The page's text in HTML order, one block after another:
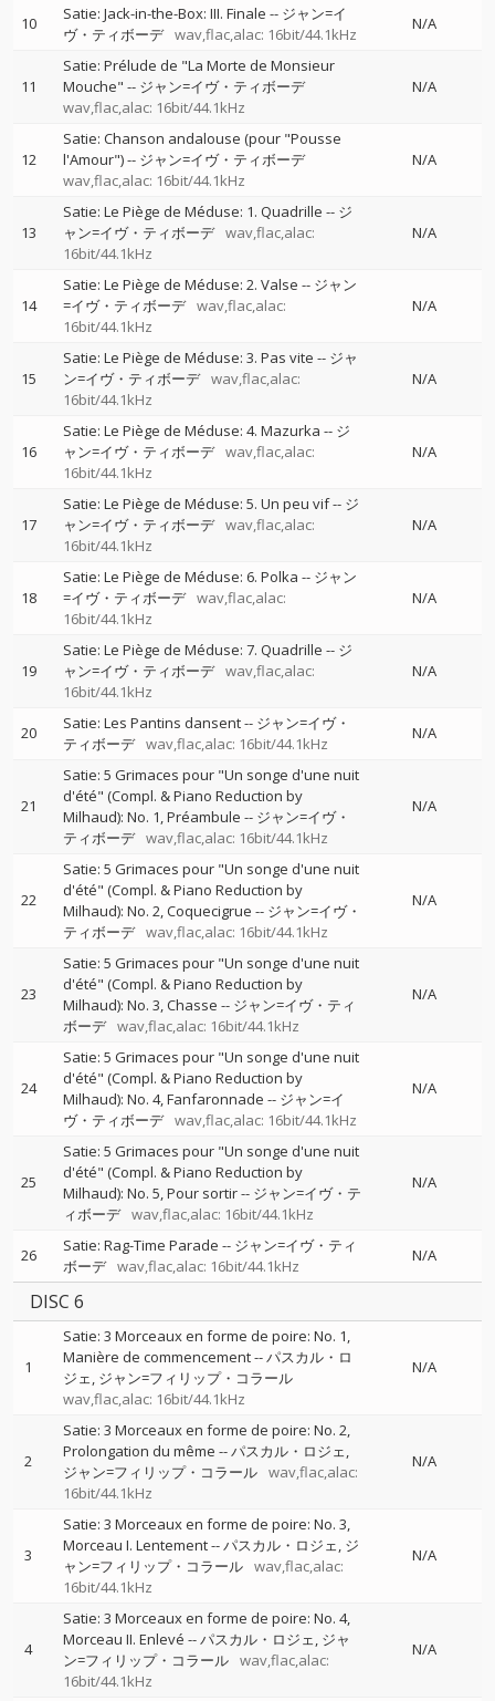
10 Satie: Jack-in-the-Box: III. Finale -- ジャン=イ
ヴ・ティボーデ wav,flac,alac: 16bit/44.1kHz
N/A
11
Satie: Prélude de "La Morte de Monsieur
Mouche" -- ジャン=イヴ・ティボーデ
wav,flac,alac: 16bit/44.1kHz
N/A
12
Satie: Chanson andalouse (pour "Pousse
l'Amour")-- ジャン=イヴ・ティボーデ
wav,flac,alac: 16bit/44.1kHz
N/A
13
Satie: Le Piège de Méduse: 1. Quadrille -- ジ
ャン=イヴ・ティボーデ wav,flac,alac:
16bit/44.1kHz
N/A
14
Satie: Le Piège de Méduse: 2. Valse -- ジャン
=イヴ・ティボーデ wav,flac,alac:
16bit/44.1kHz
N/A
15
Satie: Le Piège de Méduse: 3. Pas vite -- ジャ
ン=イヴ・ティボーデ wav,flac,alac:
16bit/44.1kHz
N/A
16
Satie: Le Piège de Méduse: 4. Mazurka -- ジ
ャン=イヴ・ティボーデ wav,flac,alac:
16bit/44.1kHz
N/A
17
Satie: Le Piège de Méduse: 5. Un peu vif-- ジ
ャン=イヴ・ティボーデ wav,flac,alac:
16bit/44.1kHz
N/A
18
Satie: Le Piège de Méduse: 6. Polka -- ジャン
=イヴ・ティボーデ wav,flac,alac:
16bit/44.1kHz
N/A
19
Satie: Le Piège de Méduse: 7. Quadrille -- ジ
ャン=イヴ・ティボーデ wav,flac,alac:
16bit/44.1kHz
N/A
20 Satie: Les Pantins dansent-- ジャン=イヴ・
ティボーデ wav,flac,alac: 16bit/44.1kHz
N/A
21
Satie: 5 Grimaces pour "Un songe d'une nuit
d'été" (Compl. & Piano Reduction by
Milhaud): No. 1, Préambule -- ジャン=イヴ・
ティボーデ wav,flac,alac: 16bit/44.1kHz
N/A
22
Satie: 5 Grimaces pour "Un songe d'une nuit
d'été" (Compl. & Piano Reduction by
Milhaud): No. 2, Coquecigrue -- ジャン=イヴ・
ティボーデ wav,flac,alac: 16bit/44.1kHz
N/A
23
Satie: 5 Grimaces pour "Un songe d'une nuit
d'été" (Compl. & Piano Reduction by
Milhaud): No. 3, Chasse -- ジャン=イヴ・ティ
ボーデ wav,flac,alac: 16bit/44.1kHz
N/A
24
Satie: 5 Grimaces pour "Un songe d'une nuit
d'été" (Compl. & Piano Reduction by
Milhaud): No. 4, Fanfaronnade -- ジャン=イ
ヴ・ティボーデ wav,flac,alac: 16bit/44.1kHz
N/A
25
Satie: 5 Grimaces pour "Un songe d'une nuit
d'été" (Compl. & Piano Reduction by
Milhaud): No. 5, Pour sortir-- ジャン=イヴ・テ
ィボーデ wav,flac,alac: 16bit/44.1kHz
N/A
26 Satie: Rag-Time Parade -- ジャン=イヴ・ティ
ボーデ wav,flac,alac: 16bit/44.1kHz
N/A
DISC 6
1
Satie: 3 Morceaux en forme de poire: No. 1,
Manière de commencement--パスカル・ロ
ジェ ジャン=フィリップ・コラール
wav,flac,alac: 16bit/44.1kHz
N/A
2
Satie: 3 Morceaux en forme de poire: No. 2,
Prolongation du même --パスカル・ロジェ
ジャン=フィリップ・コラール wav,flac,alac:
16bit/44.1kHz
N/A
3
Satie: 3 Morceaux en forme de poire: No. 3,
Morceau I. Lentement--パスカル・ロジェ ジ
ャン=フィリップ・コラール wav,flac,alac:
16bit/44.1kHz
N/A
4
Satie: 3 Morceaux en forme de poire: No. 4,
Morceau II. Enlevé --パスカル・ロジェ ジャ
ン=フィリップ・コラール wav,flac,alac:
16bit/44.1kHz
N/A